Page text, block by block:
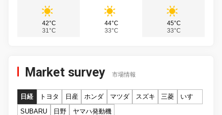
42°C
31°C
44°C
33°C
45°C
33°C
Market survey 市場情報
日経 トヨタ 日産 ホンダ マツダ スズキ 三菱
いすゞ
SUBARU
日野 ヤマハ発動機